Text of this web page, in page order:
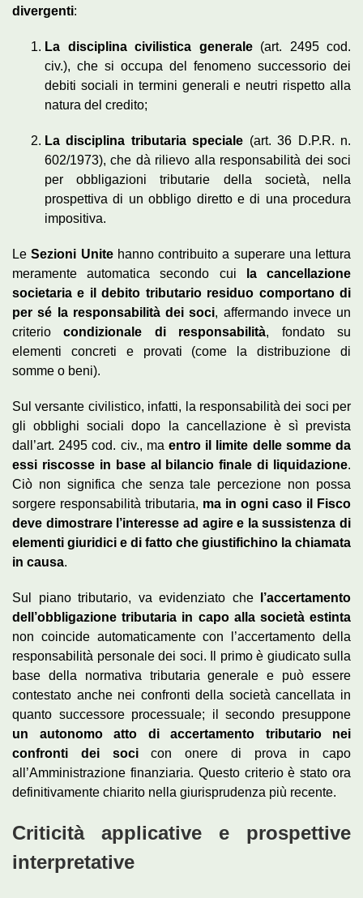
divergenti:
La disciplina civilistica generale(art. 2495 cod.
civ.), che si occupa del fenomeno successorio dei
debiti sociali in termini generali e neutri rispetto alla
natura del credito;
La disciplina tributaria speciale (art. 36 D.P.R. n.
602/1973), che dà rilievo alla responsabilità dei soci
per obbligazioni tributarie della società, nella
prospettiva di un obbligo diretto e di una procedura
impositiva.
LeSezioni Unitehanno contribuito a superare una lettura
meramente automatica secondo cui
la cancellazione
societaria e il debito tributario residuo comportano di
per sé la responsabilità dei soci, affermando invece un
criteriocondizionale di responsabilità, fondato su
elementi concreti e provati (come la distribuzione di
somme o beni).
Sul versante civilistico, infatti, la responsabilità dei soci per
gli obblighi sociali dopo la cancellazione è sì prevista
dall’art. 2495 cod. civ., ma entro il limite delle somme da
essi riscosse in base al bilancio finale di liquidazione.
Ciò non significa che senza tale percezione non possa
sorgere responsabilità tributaria, ma in ogni caso il Fisco
deve dimostrare l’interesse ad agire e la sussistenza di
elementi giuridici e di fatto che giustifichino la chiamata
in causa.
Sul piano tributario, va evidenziato che
l’accertamento
dell’obbligazione tributaria in capo alla società estinta
non coincide automaticamente con l’accertamento della
responsabilità personale dei soci. Il primo è giudicato sulla
base della normativa tributaria generale e può essere
contestato anche nei confronti della società cancellata in
quanto successore processuale; il secondo presuppone
un autonomo atto di accertamento tributario nei
confronti dei socicon onere di prova in capo
all’Amministrazione finanziaria. Questo criterio è stato ora
definitivamente chiarito nella giurisprudenza più recente.
Criticità applicative e prospettive
interpretative